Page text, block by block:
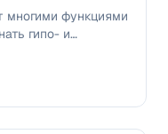
многими функциями
гипо- и